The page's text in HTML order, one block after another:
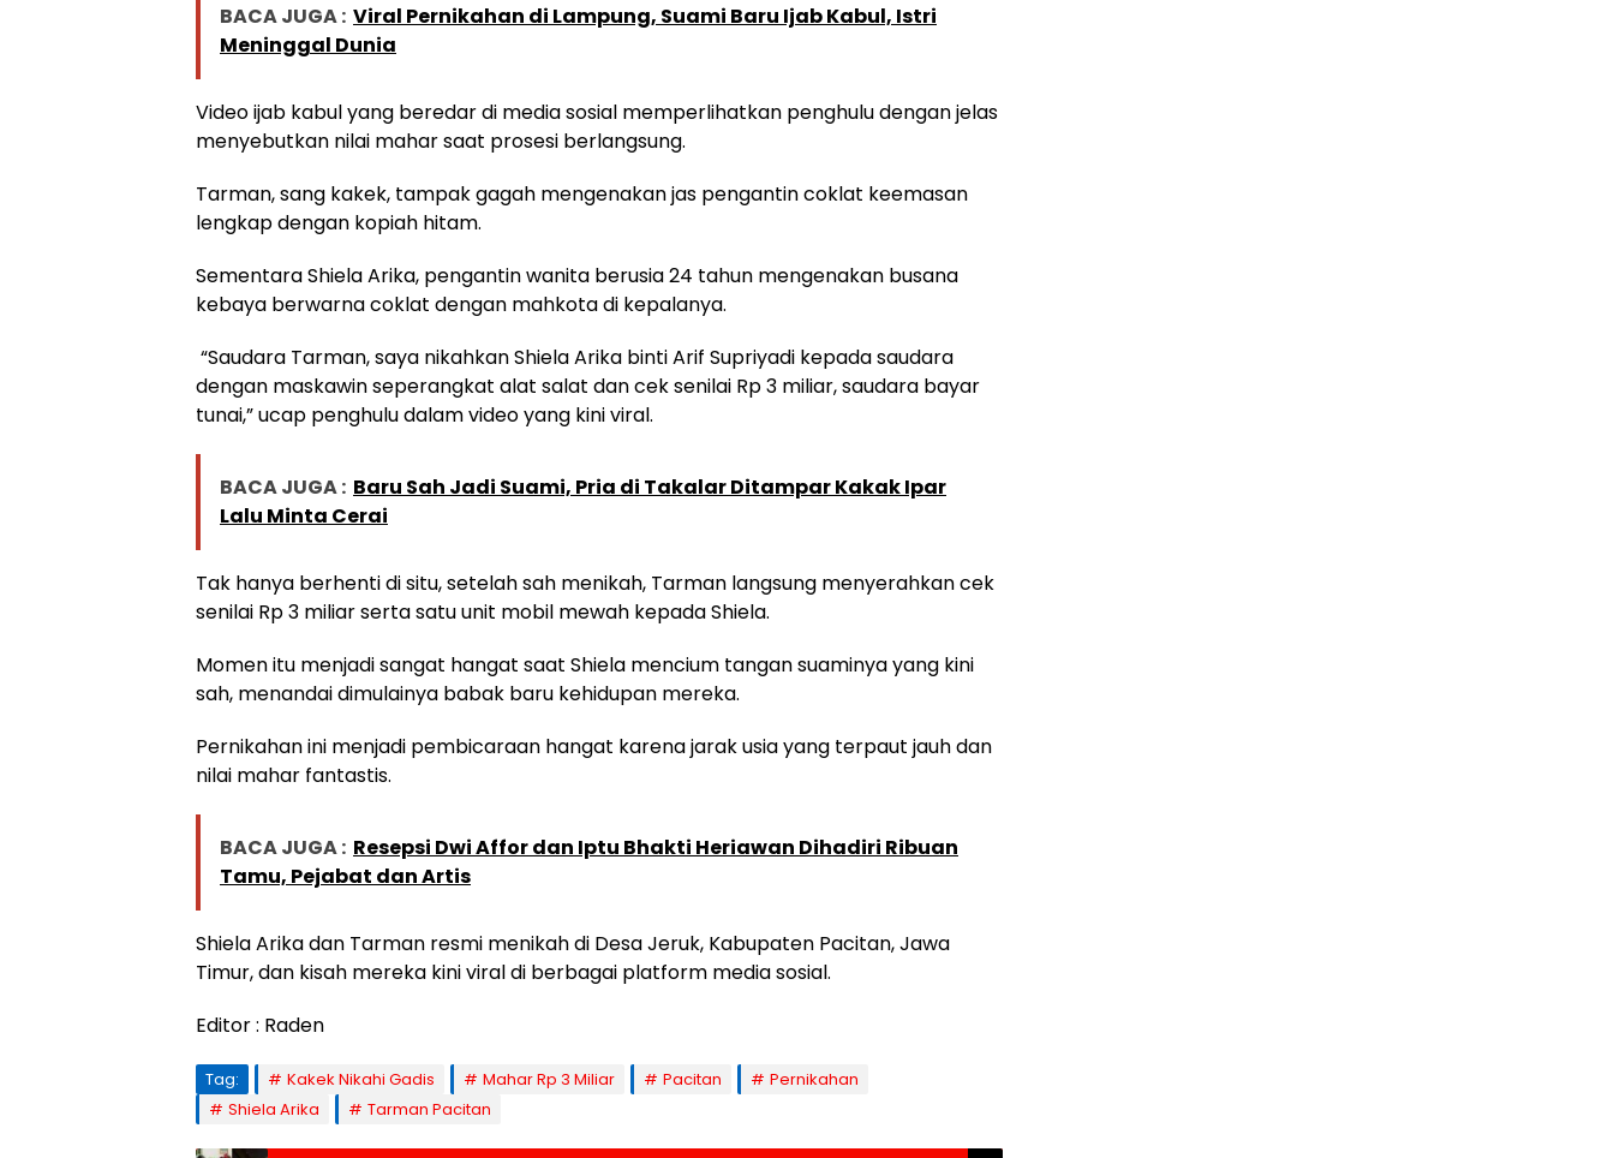
BACA JUGA : Viral Pernikahan di Lampung, Suami Baru Ijab Kabul, Istri
Meninggal Dunia
Video ijab kabul yang beredar di media sosial memperlihatkan penghulu dengan jelas
menyebutkan nilai mahar saat prosesi berlangsung.
Tarman, sang kakek, tampak gagah mengenakan jas pengantin coklat keemasan
lengkap dengan kopiah hitam.
Sementara Shiela Arika, pengantin wanita berusia 24 tahun mengenakan busana
kebaya berwarna coklat dengan mahkota di kepalanya.
“Saudara Tarman, saya nikahkan Shiela Arika binti Arif Supriyadi kepada saudara
dengan maskawin seperangkat alat salat dan cek senilai Rp 3 miliar, saudara bayar
tunai,” ucap penghulu dalam video yang kini viral.
BACA JUGA : Baru Sah Jadi Suami, Pria di Takalar Ditampar Kakak Ipar
Lalu Minta Cerai
Tak hanya berhenti di situ, setelah sah menikah, Tarman langsung menyerahkan cek
senilai Rp 3 miliar serta satu unit mobil mewah kepada Shiela.
Momen itu menjadi sangat hangat saat Shiela mencium tangan suaminya yang kini
sah, menandai dimulainya babak baru kehidupan mereka.
Pernikahan ini menjadi pembicaraan hangat karena jarak usia yang terpaut jauh dan
nilai mahar fantastis.
BACA JUGA : Resepsi Dwi Affor dan Iptu Bhakti Heriawan Dihadiri Ribuan
Tamu, Pejabat dan Artis
Shiela Arika dan Tarman resmi menikah di Desa Jeruk, Kabupaten Pacitan, Jawa
Timur, dan kisah mereka kini viral di berbagai platform media sosial.
Editor : Raden
Tag: Kakek Nikahi Gadis Mahar Rp 3 Miliar Pacitan
Pernikahan
Shiela Arika
Tarman Pacitan